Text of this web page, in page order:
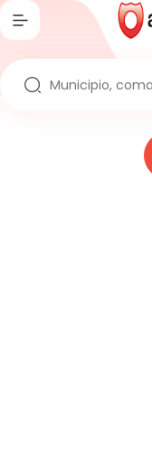
Inicio
Ayuntamientos